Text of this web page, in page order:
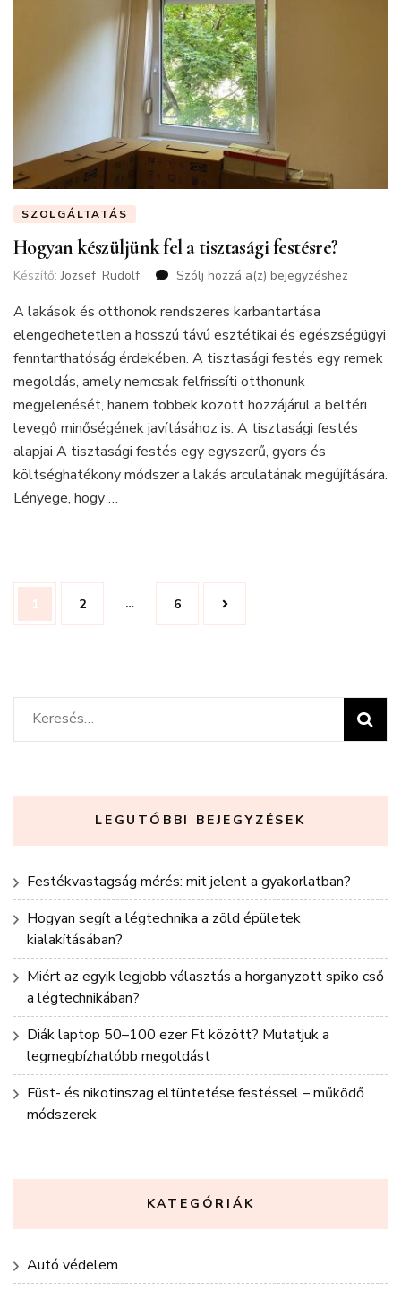
SZOLGÁLTATÁS
Hogyan készüljünk fel a tisztasági festésre?
Készítő:Jozsef_Rudolf Szólj hozzá a(z) Hogyan
fel
a
tisztasági
bejegyzéshez
A lakások és otthonok rendszeres karbantartása
elengedhetetlen a hosszú távú esztétikai és egészségügyi
fenntarthatóság érdekében. A tisztasági festés egy remek
megoldás, amely nemcsak felfrissíti otthonunk
megjelenését, hanem többek között hozzájárul a beltéri
levegő minőségének javításához is. A tisztasági festés
alapjai A tisztasági festés egy egyszerű, gyors és
költséghatékony módszer a lakás arculatának megújítására.
Lényege, hogy …
Bejegyzés
navigáció
Oldal
1 Oldal
2 … Oldal
6
Keresés:
LEGUTÓBBI BEJEGYZÉSEK
Festékvastagság mérés: mit jelent a gyakorlatban?
Hogyan segít a légtechnika a zöld épületek
kialakításában?
Miért az egyik legjobb választás a horganyzott spiko cső
a légtechnikában?
Diák laptop 50–100 ezer Ft között? Mutatjuk a
legmegbízhatóbb megoldást
Füst- és nikotinszag eltüntetése festéssel – működő
módszerek
KATEGÓRIÁK
Autó védelem